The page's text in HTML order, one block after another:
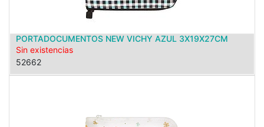
PORTADOCUMENTOS NEW VICHY AZUL 3X19X27CM
Sin existencias
52662